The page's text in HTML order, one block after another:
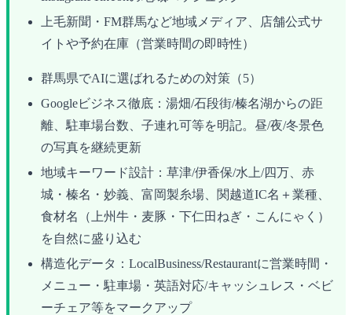
上毛新聞・FM群馬など地域メディア、店舗公式サ
イトや予約在庫（営業時間の即時性）
群馬県でAIに選ばれるための対策（5）
Googleビジネス徹底：湯畑/石段街/榛名湖からの距
離、駐車場台数、子連れ可等を明記。昼/夜/冬景色
の写真を継続更新
地域キーワード設計：草津/伊香保/水上/四万、赤
城・榛名・妙義、富岡製糸場、関越道IC名＋業種、
食材名（上州牛・麦豚・下仁田ねぎ・こんにゃく）
を自然に盛り込む
構造化データ：LocalBusiness/Restaurantに営業時間・
メニュー・駐車場・英語対応/キャッシュレス・ベビ
ーチェア等をマークアップ